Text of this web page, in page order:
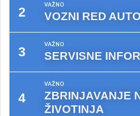
VAŽNO
VOZNI RED
VAŽNO
SERVISNE
VAŽNO
ZBRINJAVANJE
ŽIVOTINJA